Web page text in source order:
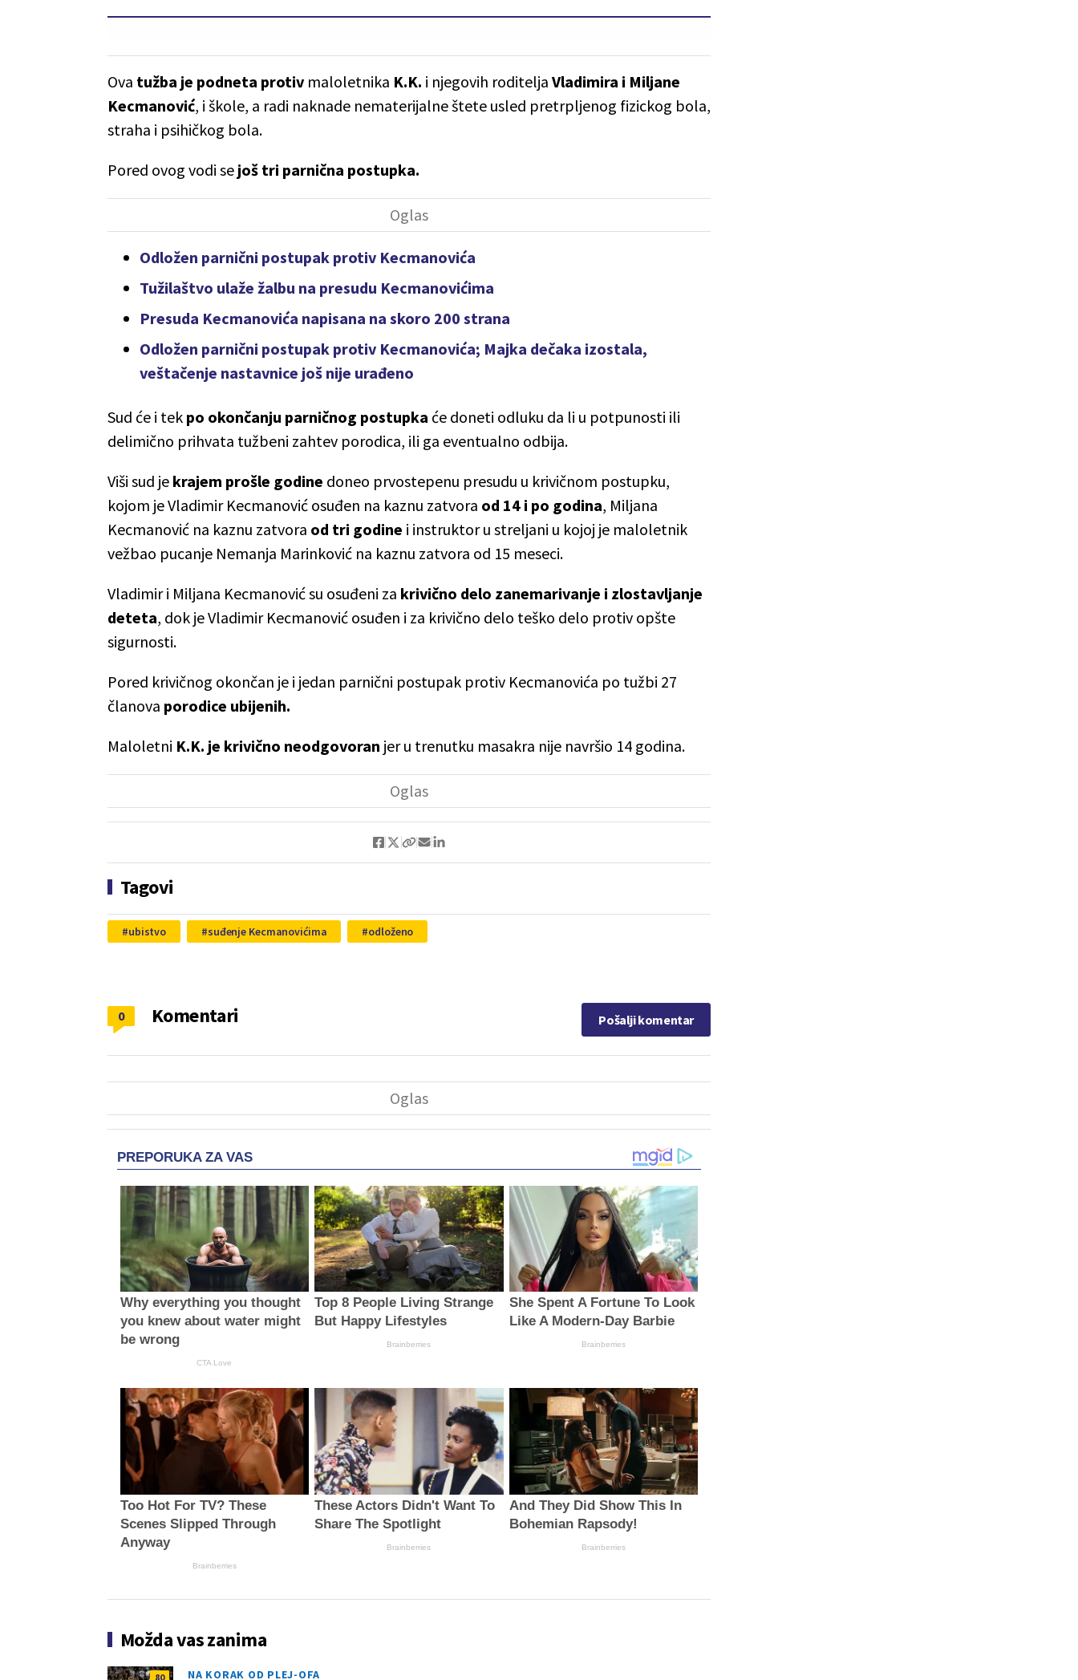
Ova tužba je podneta protiv maloletnika K.K. i njegovih roditelja Vladimira i Miljane
Kecmanović, i škole, a radi naknade nematerijalne štete usled pretrpljenog fizickog bola,
straha i psihičkog bola.
Pored ovog vodi se još tri parnična postupka.
Odložen parnični postupak protiv Kecmanovića
Tužilaštvo ulaže žalbu na presudu Kecmanovićima
Presuda Kecmanovića napisana na skoro 200 strana
Odložen parnični postupak protiv Kecmanovića; Majka dečaka izostala,
veštačenje nastavnice još nije urađeno
Sud će i tek po okončanju parničnog postupka će doneti odluku da li u potpunosti ili
delimično prihvata tužbeni zahtev porodica, ili ga eventualno odbija.
Viši sud je krajem prošle godine doneo prvostepenu presudu u krivičnom postupku,
kojom je Vladimir Kecmanović osuđen na kaznu zatvora od 14 i po godina, Miljana
Kecmanović na kaznu zatvora od tri godine i instruktor u streljani u kojoj je maloletnik
vežbao pucanje Nemanja Marinković na kaznu zatvora od 15 meseci.
Vladimir i Miljana Kecmanović su osuđeni za krivično delo zanemarivanje i zlostavljanje
deteta, dok je Vladimir Kecmanović osuđen i za krivično delo teško delo protiv opšte
sigurnosti.
Pored krivičnog okončan je i jedan parnični postupak protiv Kecmanovića po tužbi 27
članova porodice ubijenih.
Maloletni K.K. je krivično neodgovoran jer u trenutku masakra nije navršio 14 godina.
Tagovi
ubistvo suđenje Kecmanovićima odloženo
Komentari
0 Pošalji komentar
PREPORUKA ZA VAS
Why everything you thought
you knew about water might
be wrong
CTA Love
Top 8 People Living Strange
But Happy Lifestyles
Brainberries
She Spent A Fortune To Look
Like A Modern-Day Barbie
Brainberries
Too Hot For TV? These
Scenes Slipped Through
Anyway
Brainberries
These Actors Didn't Want To
Share The Spotlight
Brainberries
And They Did Show This In
Bohemian Rapsody!
Brainberries
Možda vas zanima
80 NA KORAK OD PLEJ-OFA